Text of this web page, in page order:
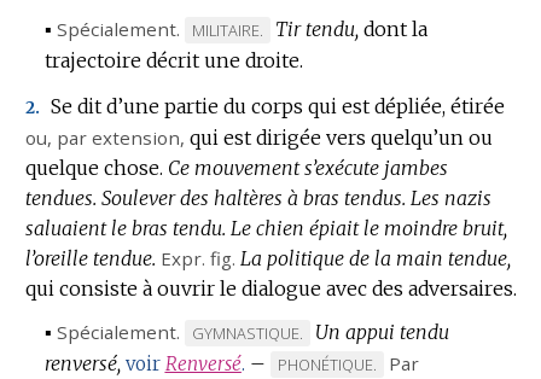
▪ Spécialement.
MARQUE
DE
:
MILITAIRE. Tir tendu, dont la
trajectoire décrit une droite.
2. Se dit d’une partie du corps qui est dépliée, étirée
ou, par extension, qui est dirigée vers quelqu’un ou
quelque chose. Ce mouvement s’exécute jambes
tendues. Soulever des haltères à bras tendus. Les nazis
saluaient le bras tendu. Le chien épiait le moindre bruit,
l’oreille tendue. Expr. fig. La politique de la main tendue,
qui consiste à ouvrir le dialogue avec des adversaires.
▪ Spécialement.
MARQUE
DE
GYMNASTIQUE.
Un appui tendu
renversé, voir Renversé. –
MARQUE
PHONÉTIQUE.
Par